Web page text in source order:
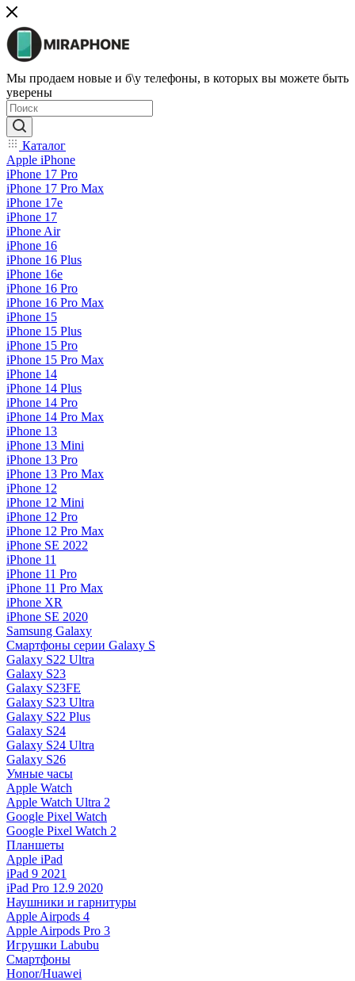
Мы продаем новые и б\у телефоны, в которых вы можете быть
уверены
Каталог
Apple iPhone
iPhone 17 Pro
iPhone 17 Pro Max
iPhone 17e
iPhone 17
iPhone Air
iPhone 16
iPhone 16 Plus
iPhone 16e
iPhone 16 Pro
iPhone 16 Pro Max
iPhone 15
iPhone 15 Plus
iPhone 15 Pro
iPhone 15 Pro Max
iPhone 14
iPhone 14 Plus
iPhone 14 Pro
iPhone 14 Pro Max
iPhone 13
iPhone 13 Mini
iPhone 13 Pro
iPhone 13 Pro Max
iPhone 12
iPhone 12 Mini
iPhone 12 Pro
iPhone 12 Pro Max
iPhone SE 2022
iPhone 11
iPhone 11 Pro
iPhone 11 Pro Max
iPhone XR
iPhone SE 2020
Samsung Galaxy
Смартфоны серии Galaxy S
Galaxy S22 Ultra
Galaxy S23
Galaxy S23FE
Galaxy S23 Ultra
Galaxy S22 Plus
Galaxy S24
Galaxy S24 Ultra
Galaxy S26
Умные часы
Apple Watch
Apple Watch Ultra 2
Google Pixel Watch
Google Pixel Watch 2
Планшеты
Apple iPad
iPad 9 2021
iPad Pro 12.9 2020
Наушники и гарнитуры
Apple Airpods 4
Apple Airpods Pro 3
Игрушки Labubu
Смартфоны
Honor/Huawei